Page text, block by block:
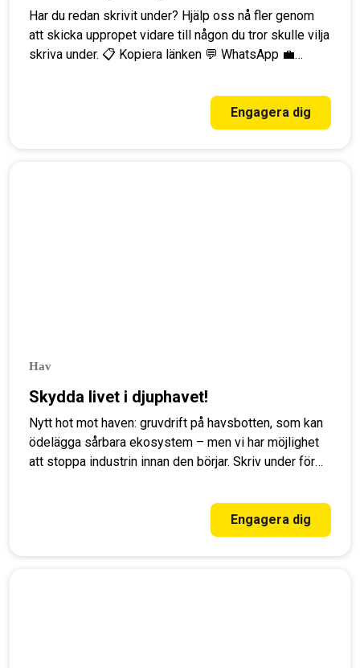
Har du redan skrivit under? Hjälp oss nå fler genom
att skicka uppropet vidare till någon du tror skulle vilja
skriva under. 📋 Kopiera länken 💬 WhatsApp 💼
väg åt fel håll Klimatmålen missas, forskningen
ignoreras och demokratin försvagas. Samtidigt visar
undersökningar att människor vill se…
Engagera dig
Hav
Skydda livet i djuphavet!
Nytt hot mot haven: gruvdrift på havsbotten, som kan
ödelägga sårbara ekosystem – men vi har möjlighet
att stoppa industrin innan den börjar. Skriv under för
Engagera dig